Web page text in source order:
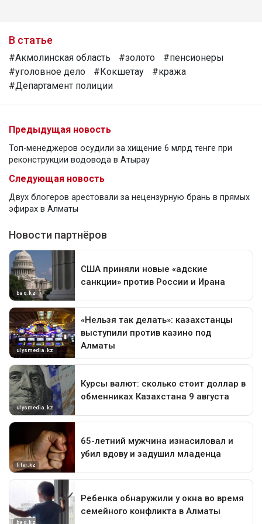
В статье
#Акмолинская область #золото
#пенсионеры
#уголовное дело
#Кокшетау
#кража
#Департамент полиции
Предыдущая новость
Топ-менеджеров осудили за хищение 6 млрд тенге при
реконструкции водовода в Атырау
Следующая новость
Двух блогеров арестовали за нецензурную брань в прямых
эфирах в Алматы